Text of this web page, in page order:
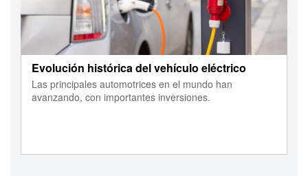
Evolución histórica del vehículo eléctrico
Las principales automotrices en el mundo han
avanzando, con importantes inversiones.